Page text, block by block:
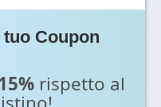
Coupon
rispetto al